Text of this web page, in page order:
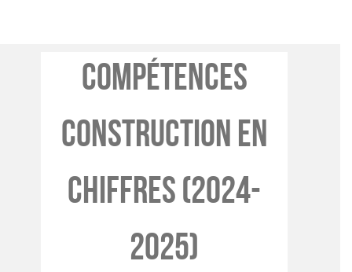
Compétences
construction En
Chiffres (2024-